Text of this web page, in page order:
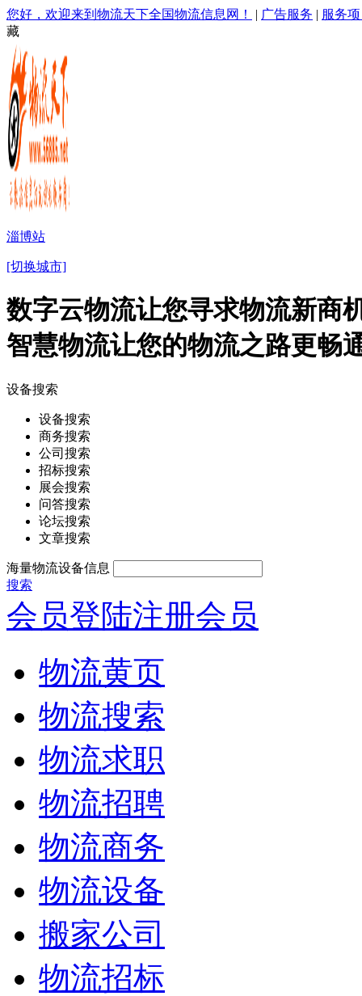
您好，欢迎来到物流天下全国物流信息网！ | 广告服务 | 服务
藏
淄博站
[切换城市]
数字云物流让您寻求物流新商
智慧物流让您的物流之路更畅
设备搜索
设备搜索
商务搜索
公司搜索
招标搜索
展会搜索
问答搜索
论坛搜索
文章搜索
海量物流设备信息
搜索
会员登陆注册会员
物流黄页
物流搜索
物流求职
物流招聘
物流商务
物流设备
搬家公司
物流招标